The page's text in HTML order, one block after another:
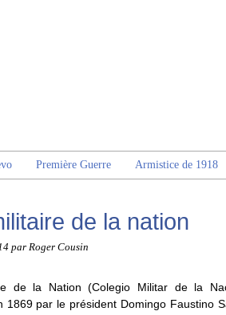
Première Guerre Armistice de 1918
de la nation
par Roger Cousin
de la Nation (Colegio Militar de la
1869 par le président Domingo Faustino